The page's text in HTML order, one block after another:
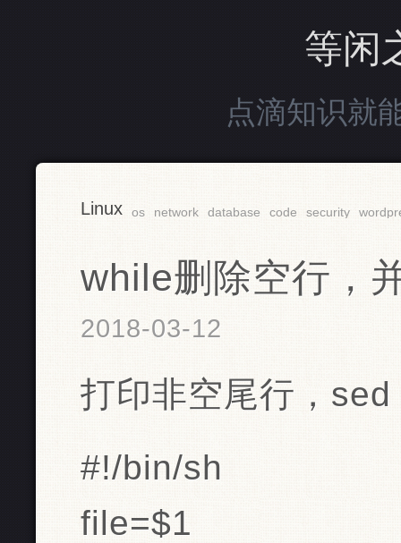
等闲
点滴知识就
Linux os network database code security
while删除空行，
2018-03-12
打印非空尾行，
#!/bin/sh
file=$1